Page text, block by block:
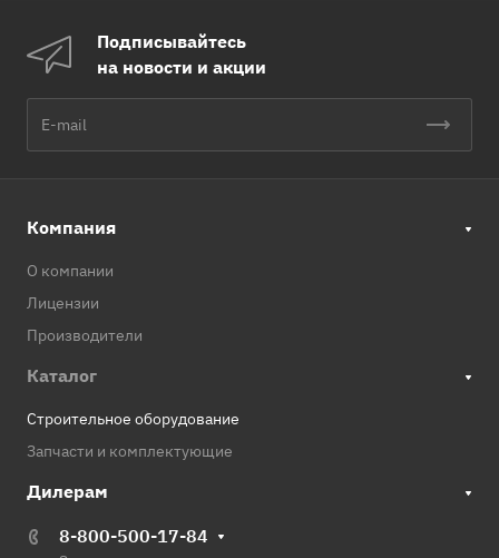
Подписывайтесь
на новости и акции
Компания
О компании
Лицензии
Производители
Каталог
Строительное оборудование
Запчасти и комплектующие
Дилерам
8-800-500-17-84